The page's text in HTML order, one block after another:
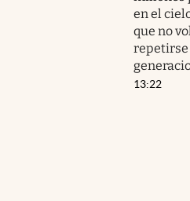
en el
que no
repetirse
13:22